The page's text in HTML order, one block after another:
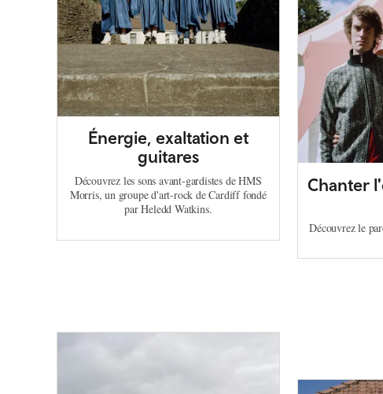
Énergie, exaltation et
guitares
Découvrez les sons avant-gardistes de HMS
Morris, un groupe d'art-rock de Cardiff fondé
par Heledd Watkins.
Chanter
Découvrez le